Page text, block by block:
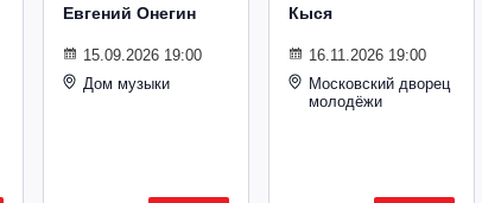
Евгений Онегин
15.09.2026 19:00
Дом музыки
Кыся
16.11.2026 19:00
Московский дворец
молодёжи